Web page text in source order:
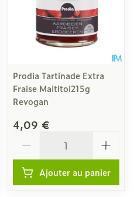
Prodia Tartinade Extra
Fraise Maltitol215g
Revogan
4,09 €
Ajouter au panier